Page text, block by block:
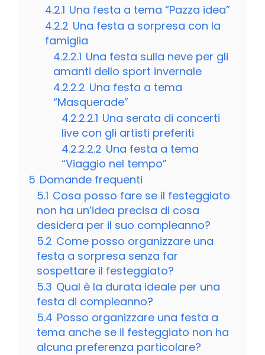
4.2.1 Una festa a tema “Pazza idea”
4.2.2 Una festa a sorpresa con la
famiglia
4.2.2.1 Una festa sulla neve per gli
amanti dello sport invernale
4.2.2.2 Una festa a tema
“Masquerade”
4.2.2.2.1 Una serata di concerti
live con gli artisti preferiti
4.2.2.2.2 Una festa a tema
“Viaggio nel tempo”
5 Domande frequenti
5.1 Cosa posso fare se il festeggiato
non ha un’idea precisa di cosa
desidera per il suo compleanno?
5.2 Come posso organizzare una
festa a sorpresa senza far
sospettare il festeggiato?
5.3 Qual è la durata ideale per una
festa di compleanno?
5.4 Posso organizzare una festa a
tema anche se il festeggiato non ha
alcuna preferenza particolare?